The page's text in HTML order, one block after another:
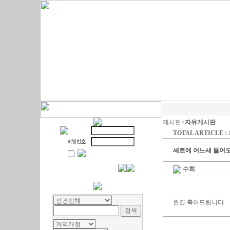
게시판>자유게시판
TOTAL ARTICLE :
셰르에 어느새 들어
수희
완결 축하드립니다